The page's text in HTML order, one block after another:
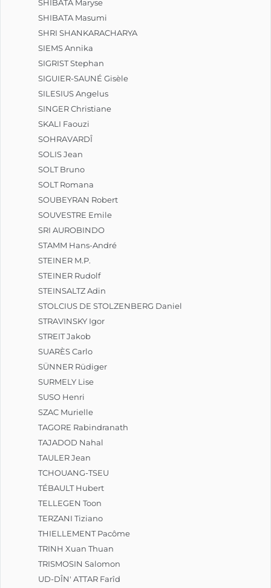
SHIBATA Maryse
SHIBATA Masumi
SHRI SHANKARACHARYA
SIEMS Annika
SIGRIST Stephan
SIGUIER-SAUNÉ Gisèle
SILESIUS Angelus
SINGER Christiane
SKALI Faouzi
SOHRAVARDÎ
SOLIS Jean
SOLT Bruno
SOLT Romana
SOUBEYRAN Robert
SOUVESTRE Emile
SRI AUROBINDO
STAMM Hans-André
STEINER M.P.
STEINER Rudolf
STEINSALTZ Adin
STOLCIUS DE STOLZENBERG Daniel
STRAVINSKY Igor
STREIT Jakob
SUARÈS Carlo
SÜNNER Rüdiger
SURMELY Lise
SUSO Henri
SZAC Murielle
TAGORE Rabindranath
TAJADOD Nahal
TAULER Jean
TCHOUANG-TSEU
TÉBAULT Hubert
TELLEGEN Toon
TERZANI Tiziano
THIELLEMENT Pacôme
TRINH Xuan Thuan
TRISMOSIN Salomon
UD-DÎN' ATTAR Farîd